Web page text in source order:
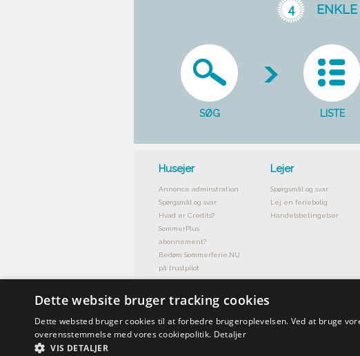
4
SØG LISTE
Husejer
Annonce adminstration
Spørgsmål og svar
Hvad er Credits?
SommerPlus
abonnement?
Bedøm Sommerferie.NU
på trustpilot
Lejer
Spørgsmål og svar
Lej en feriebolig
Handelsbetingelser
Dette website bruger tracking cookies
Dette websted bruger cookies til at forbedre brugeroplevelsen. Ved at bruge
overensstemmelse med vores cookiepolitik. Detaljer
VIS DETALJER